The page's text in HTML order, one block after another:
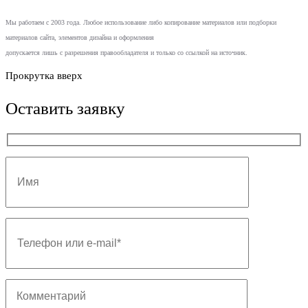
Мы работаем с 2003 года. Любое использование либо копирование материалов или подборки
материалов сайта, элементов дизайна и оформления
допускается лишь с разрешения правообладателя и только со ссылкой на источник.
Прокрутка вверх
Оставить заявку